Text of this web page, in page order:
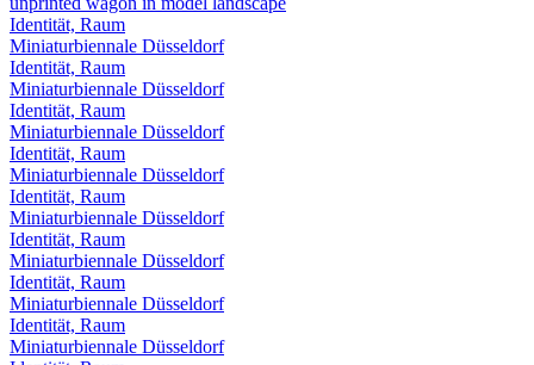
Identität, Raum
Miniaturbiennale Düsseldorf
Identität, Raum
Miniaturbiennale Düsseldorf
Identität, Raum
Miniaturbiennale Düsseldorf
Identität, Raum
Miniaturbiennale Düsseldorf
Identität, Raum
Miniaturbiennale Düsseldorf
Identität, Raum
Miniaturbiennale Düsseldorf
Identität, Raum
Miniaturbiennale Düsseldorf
Identität, Raum
Miniaturbiennale Düsseldorf